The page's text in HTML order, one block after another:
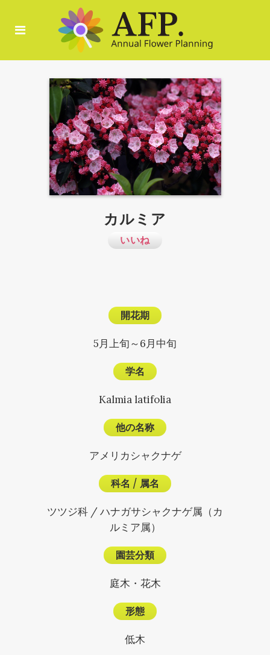
カルミア
いいね
開花期
5月上旬～6月中旬
学名
Kalmia latifolia
他の名称
アメリカシャクナゲ
科名 / 属名
ツツジ科 / ハナガサシャクナゲ属（カ
ルミア属）
園芸分類
庭木・花木
形態
低木